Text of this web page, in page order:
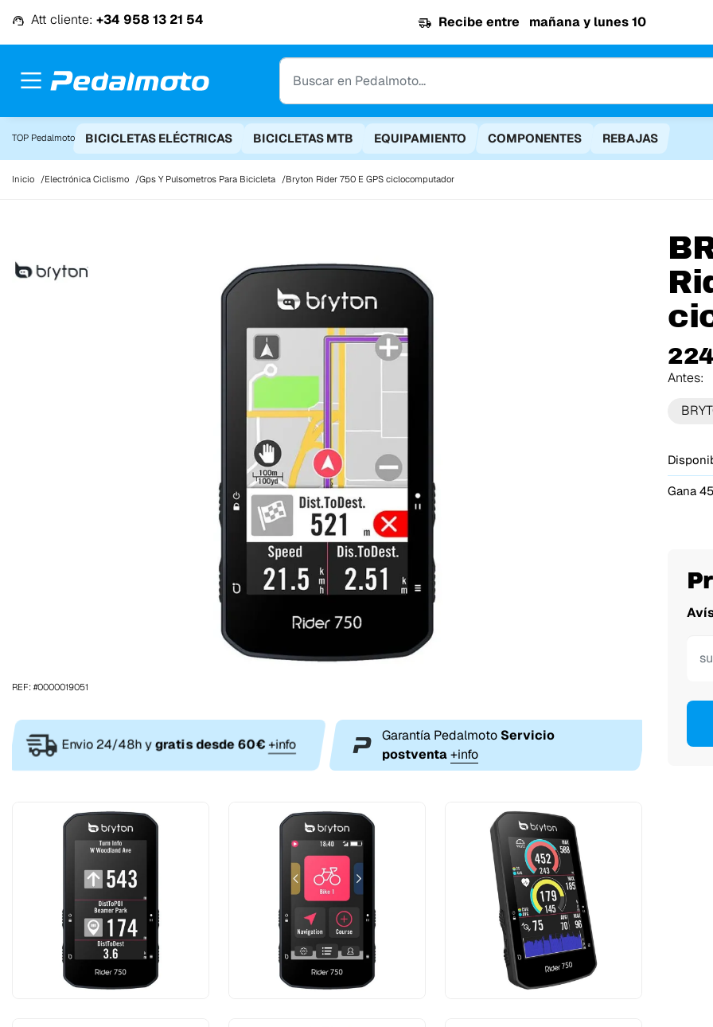
Att cliente: +34 958 13 21 54 Recibe entre mañana y lunes 10
TOP Pedalmoto BICICLETAS ELÉCTRICAS BICICLETAS MTB EQUIPAMIENTO COMPONENTES REBAJAS
Inicio Electrónica Ciclismo Gps Y Pulsometros Para Bicicleta Bryton Rider 750 E GPS ciclocomputador
Antes:
Gana
REF: #0000019051
Envio 24/48h ygratis desde 60€ +info
Garantía Pedalmoto Servicio
postventa +info